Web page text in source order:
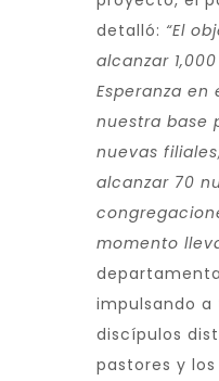
detalló: “El
alcanzar
Esperanza en
nuestra base
nuevas
alcanzar 70
momento
impulsando a
discípulos
pastores y